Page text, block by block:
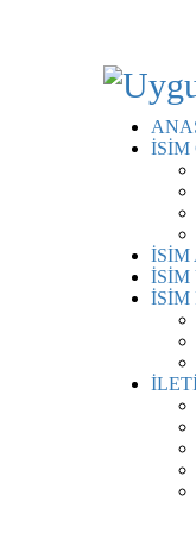
İSİM
İSİM
İSİM
İSİM